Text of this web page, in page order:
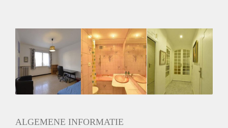
Inkomen eis
N.V.T.
Huurtermijn
Onbepaalde termijn
Oplevering
Gestoffeerd
ALGEMENE INFORMATIE